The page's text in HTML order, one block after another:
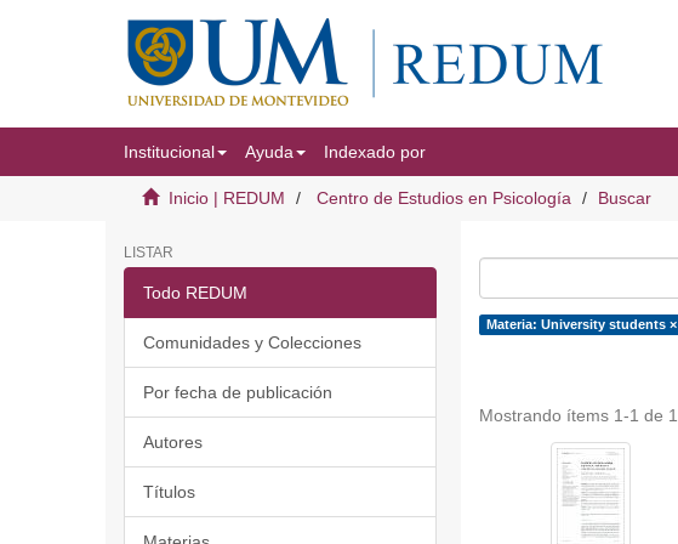
Institucional Ayuda Indexado por
Inicio | REDUM Centro de Estudios en Psicología Buscar
LISTAR
Todo REDUM
Comunidades y Colecciones
Por fecha de publicación
Autores
Títulos
Materia: University students ×
Mostrando ítems 1-1 de 1